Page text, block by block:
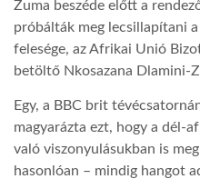
Zuma beszéde előtt a
próbálták meg lecsillapítani
felesége, az Afrikai Unió
betöltő Nkosazana Dlamini-
Egy, a BBC brit
magyarázta ezt, hogy a dél-
való viszonyulásukban is
hasonlóan – mindig hangot